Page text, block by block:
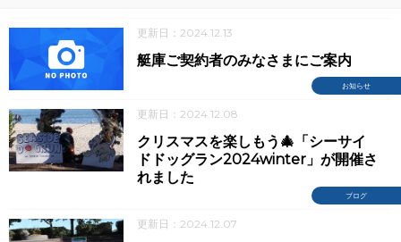
更新日：2024.12.13
お知らせ
艇庫ご契約者のみなさまにご案内
更新日：2024.12.08
ブログ
クリスマスを楽しもう🎄「シーサイ
ドドッグラン2024winter」が開催さ
れました
更新日：2024.12.07